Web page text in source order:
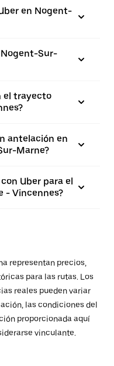
en Nogent-
Sur-
el trayecto
antelación en
Marne?
Uber para el
- Vincennes?
representan precios,
para las rutas. Los
reales pueden variar
las condiciones del
proporcionada aquí
vinculante.